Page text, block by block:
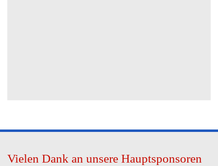
Vielen Dank an unsere Hauptsponsoren